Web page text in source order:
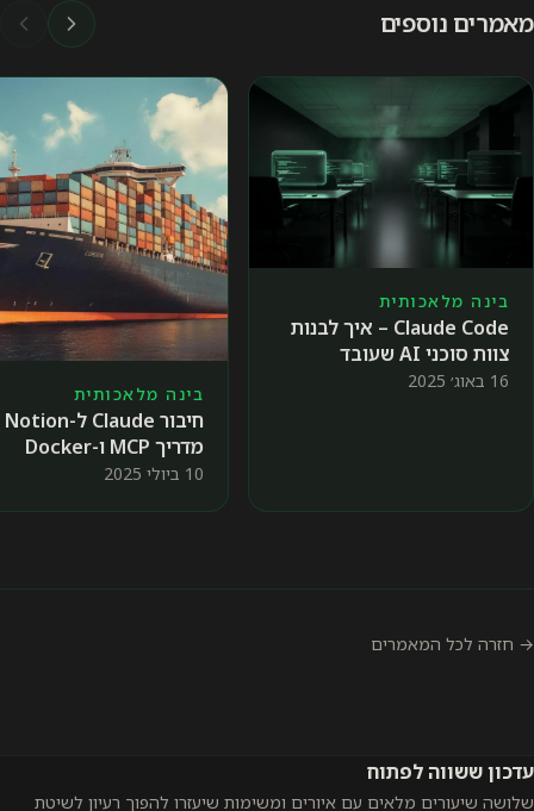
מאמרים נוספים
בינה מלאכותית
Claude Code – איך לבנות
צוות סוכני AI שעובד
בשבילכם
16 באוג׳ 2025
בינה מלאכותית
חיבור Claude ל-Notion
מדריך MCP ו-Docker
לאוטומציה חכמה
10 ביולי 2025
→ חזרה לכל המאמרים
עדכון ששווה לפתוח
שלושה שיעורים מלאים עם איורים ומשימות שיעזרו להפוך רעיון לשיטת